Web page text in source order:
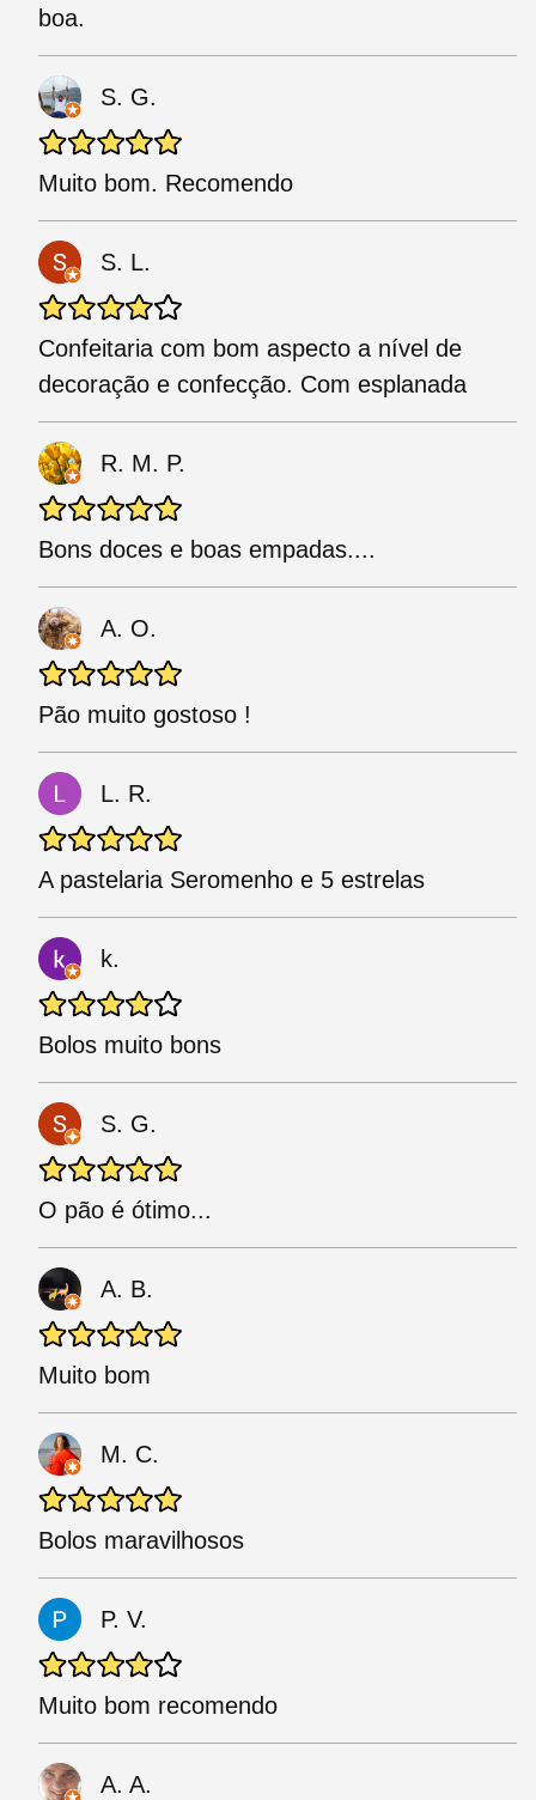
boa.
S. G.
Muito bom. Recomendo
S. L.
Confeitaria com bom aspecto a nível de
decoração e confecção. Com esplanada
R. M. P.
Bons doces e boas empadas....
A. O.
Pão muito gostoso !
L. R.
A pastelaria Seromenho e 5 estrelas
k.
Bolos muito bons
S. G.
O pão é ótimo...
A. B.
Muito bom
M. C.
Bolos maravilhosos
P. V.
Muito bom recomendo
A. A.